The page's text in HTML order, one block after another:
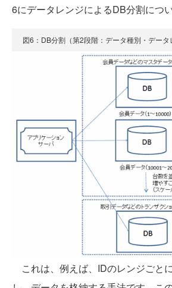
6にデータレンジによるDB分割につ
図6：DB分割（第2段階：データ種別・データ
これは、例えば、IDのレンジごと